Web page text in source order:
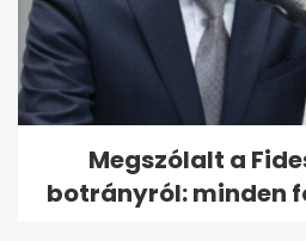
Megszólalt a
botrányról: minden